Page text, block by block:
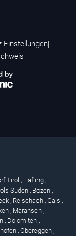
Einstellungen|
Tirol , Hafling ,
Süden , Bozen ,
, Reischach , Gais ,
, Maransen ,
, Dolomiten ,
, Obereggen ,